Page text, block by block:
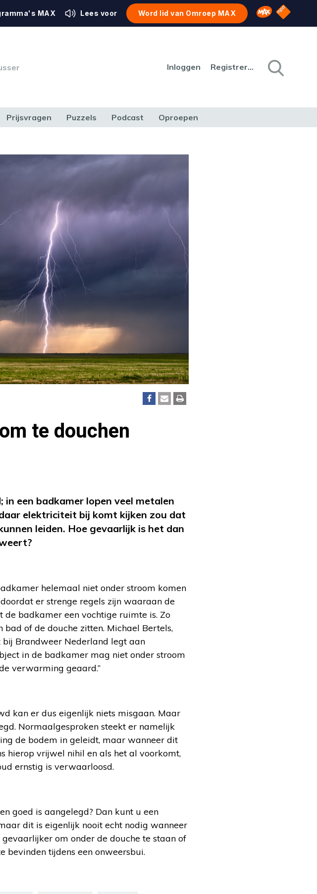
MAX Lees voor Word lid van Omroep MAX Omroep MAX
NPO
Inloggen Registreren
Prijsvragen Puzzels Podcast Oproepen
te douchen
een badkamer lopen veel metalen
elektriciteit bij komt kijken zou dat
leiden. Hoe gevaarlijk is het dan
helemaal niet onder stroom komen
er strenge regels zijn waaraan de
badkamer een vochtige ruimte is. Zo
of de douche zitten. Michael Bertels,
Brandweer Nederland legt aan
in de badkamer mag niet onder stroom
verwarming geaard.”
kan er dus eigenlijk niets misgaan. Maar
Normaalgesproken steekt er namelijk
de bodem in geleidt, maar wanneer dit
hierop vrijwel nihil en als het al voorkomt,
ernstig is verwaarloosd.
goed is aangelegd? Dan kunt u een
dit is eigenlijk nooit echt nodig wanneer
om onder de douche te staan of
bevinden tijdens een onweersbui.